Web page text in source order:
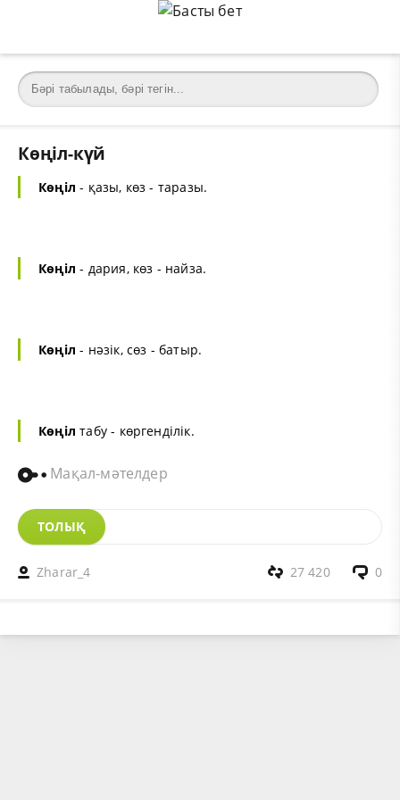
Көңіл-күй
Көңіл - қазы, көз - таразы.
Көңіл - дария, көз - найза.
Көңіл - нәзік, сөз - батыр.
Көңіл табу - көргенділік.
Мақал-мәтелдер
ТОЛЫҚ
Zharar_4 0
27 420